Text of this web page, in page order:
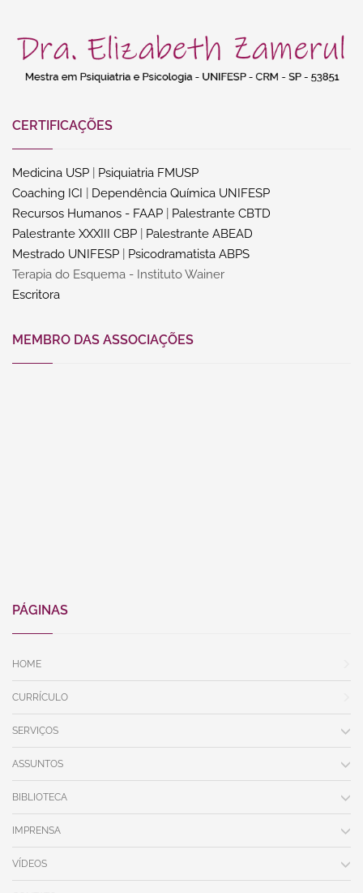
CERTIFICAÇÕES
Medicina USP
Psiquiatria FMUSP
Coaching ICI
Dependência Química UNIFESP
Recursos Humanos - FAAP
Palestrante CBTD
Palestrante XXXIII CBP
Palestrante ABEAD
Mestrado UNIFESP
Psicodramatista ABPS
Terapia do Esquema - Instituto Wainer
Escritora
MEMBRO DAS ASSOCIAÇÕES
PÁGINAS
HOME
CURRÍCULO
SERVIÇOS
ASSUNTOS
BIBLIOTECA
IMPRENSA
VÍDEOS